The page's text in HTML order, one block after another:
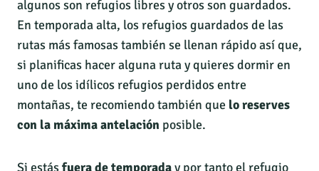
algunos son refugios libres y otros son guardados.
En temporada alta, los refugios guardados de las
rutas más famosas también se llenan rápido así que,
si planificas hacer alguna ruta y quieres dormir en
uno de los idílicos refugios perdidos entre
montañas, te recomiendo también que lo reserves
con la máxima antelación posible.
Si estásfuera de temporaday por tanto el refugio